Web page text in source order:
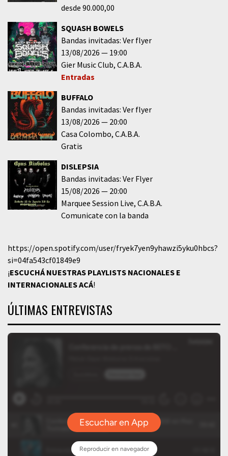
desde 90.000,00
SQUASH BOWELS
Bandas invitadas: Ver flyer
13/08/2026
19:00
Gier Music Club C.A.B.A.
Entradas
BUFFALO
Bandas invitadas: Ver flyer
13/08/2026
20:00
Casa Colombo C.A.B.A.
Gratis
DISLEPSIA
Bandas invitadas: Ver Flyer
15/08/2026
20:00
Marquee Session Live C.A.B.A.
Comunicate con la banda
https://open.spotify.com/user/fryek7yen9yhawzi5yku0hbcs?
si=04fa543cf01849e9
¡ESCUCHÁ NUESTRAS PLAYLISTS NACIONALES E
INTERNACIONALESACÁ!
ÚLTIMAS ENTREVISTAS